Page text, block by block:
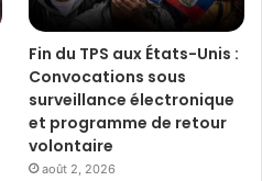
Fin du TPS aux États-Unis :
Convocations sous
surveillance électronique
et programme de retour
volontaire
août 2, 2026